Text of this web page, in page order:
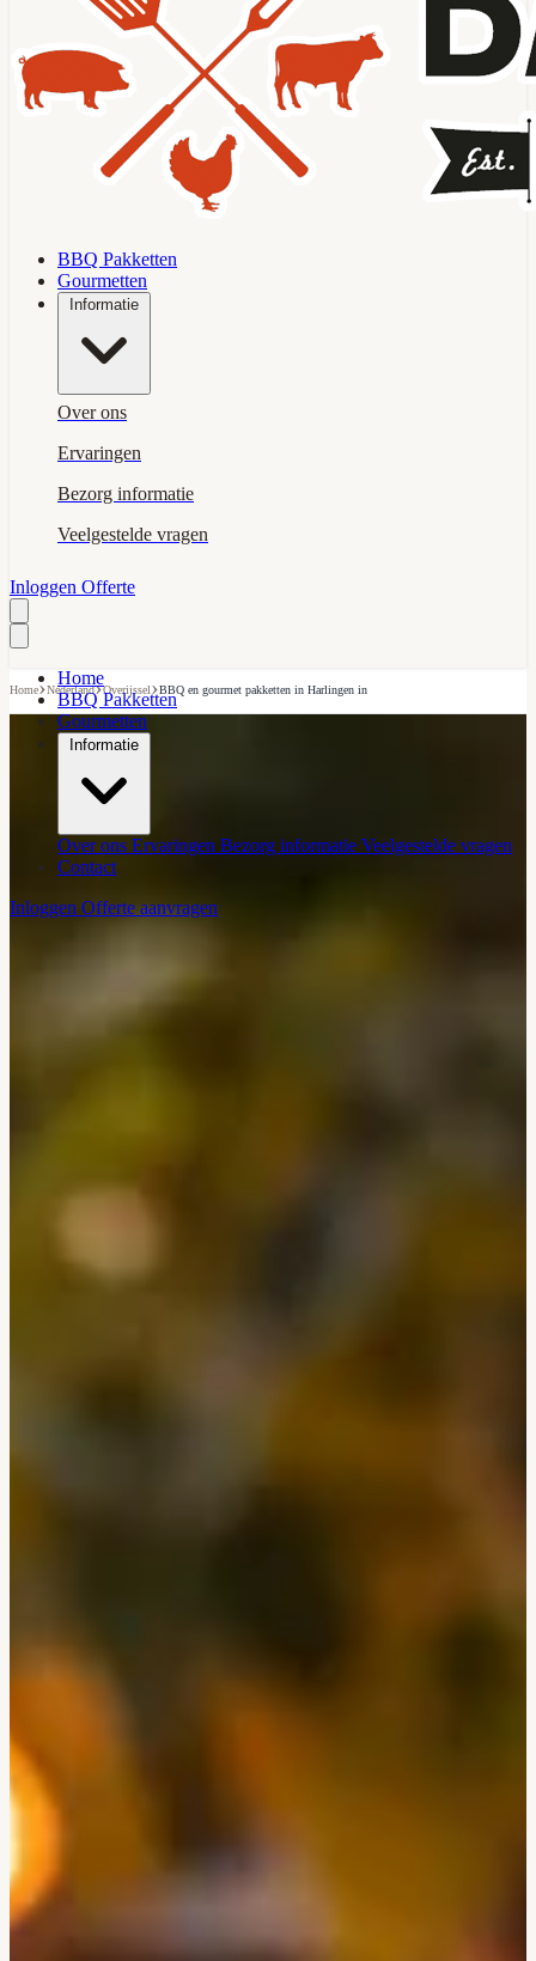
BBQ Pakketten
Gourmetten
Informatie
Over ons
Ervaringen
Bezorg informatie
Veelgestelde vragen
Inloggen Offerte
Home
BBQ Pakketten
Gourmetten
Informatie
Over ons Ervaringen Bezorg informatie Veelgestelde vragen
Contact
Inloggen Offerte aanvragen
Home›Nederland›Overijssel›BBQ en gourmet pakketten in Harlingen in